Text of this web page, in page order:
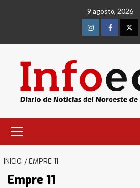
9 agosto, 2026
InstagramFacebook
primario
INICIO EMPRE 11
Empre 11